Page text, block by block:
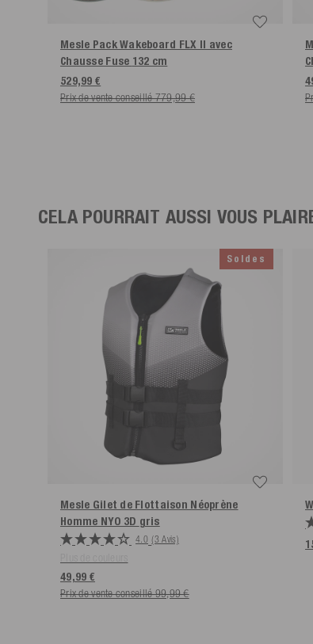
Mesle Pack Wakeboard FLX II avec
Chausse Fuse 132 cm
529,99 €
Prix de vente conseillé 779,99 €
CELA POURRAIT AUSSI VOUS
Soldes
Mesle Gilet de Flottaison Néoprène
Homme NYO 3D gris
4.0 (3 Avis)
49,99 €
Prix de vente conseillé 99,99 €